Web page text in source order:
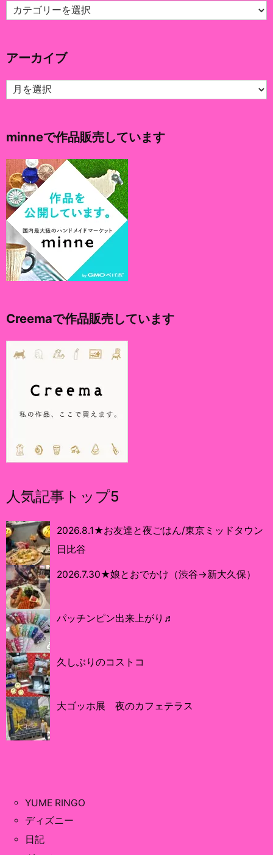
カ
テ
ー
アーカイブ
ア
ー
ブ
minneで作品販売しています
Creemaで作品販売しています
人気記事トップ5
2026.8.1★お友達と夜ごはん/東京ミッドタウン
日比谷
2026.7.30★娘とおでかけ（渋谷→新大久保）
パッチンピン出来上がり♬
久しぶりのコストコ
大ゴッホ展 夜のカフェテラス
YUME RINGO
ディズニー
日記